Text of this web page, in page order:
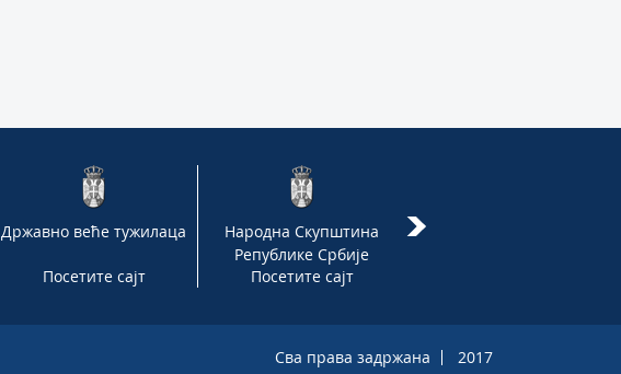
Државно веће тужилаца
Посетите сајт
Народна Скупштина
Републике Србије
Посетите сајт
Сва права задржана 2017